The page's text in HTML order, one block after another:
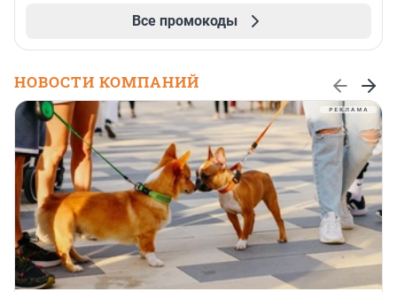
Все промокоды
НОВОСТИ КОМПАНИЙ